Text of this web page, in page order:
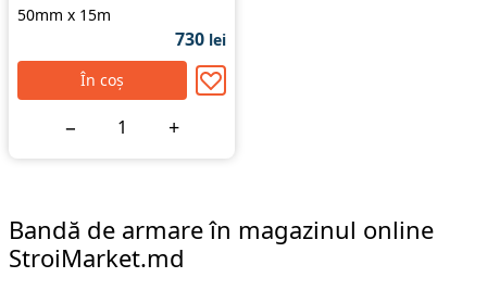
50mm x 15m
730 lei
În coș
− +
Bandă de armare în magazinul online
StroiMarket.md